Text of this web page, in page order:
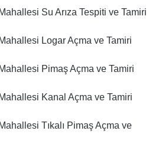
Su Arıza Tespiti ve Tamiri
Logar Açma ve Tamiri
Pimaş Açma ve Tamiri
Kanal Açma ve Tamiri
Tıkalı Pimaş Açma ve